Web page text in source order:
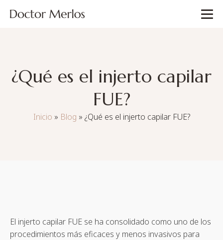
¿Qué es el injerto capilar
FUE?
Inicio » Blog » ¿Qué es el injerto capilar FUE?
El injerto capilar FUE se ha consolidado como uno de los
procedimientos más eficaces y menos invasivos para